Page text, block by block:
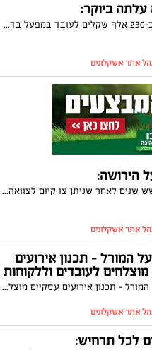
עלתה ביוקר:
פיצוי של כ-230 אלף שקלים לעובד במפעל בדרום שנפצע בתאונת עבודה
הירושה:
למעלה משש שנים לאחר שניתן צו קיום לצוואה שהותירה אחריה קשישה בה הורישה את כל רכושה לנכדתה, הגישו ילדיה בקשה לביטול הצוואה וטענו כי יש לפסול אותה. עורך דינה של הנכדה נתנאל מויאל טוען כי הצוואה חוקית ומתנגד לביטולה. הבקשה למחיקה על הסף עומדת כעת בפתחו של בית המשפט המחוזי
המורל – תכנון אירועים
לעובדים וללקוחות
לשמור על המורל – תכנון אירועים עסקיים מוצלחים לעובדים וללקוחות
לכל תרחיש: